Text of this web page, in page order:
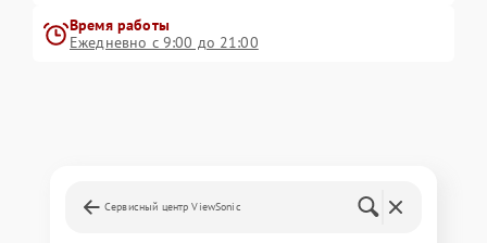
Время работы
Ежедневно с 9:00 до 21:00
Сервисный центр ViewSonic